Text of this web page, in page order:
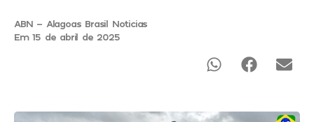
ABN - Alagoas Brasil Noticias
Em 15 de abril de 2025